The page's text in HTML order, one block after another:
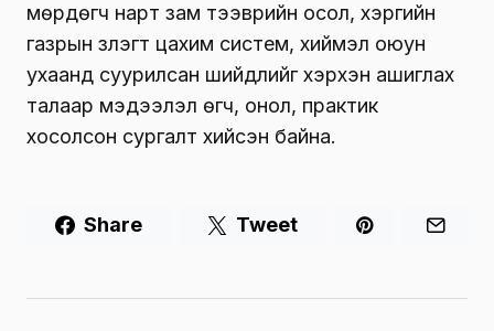
мөрдөгч нарт зам тээврийн осол, хэргийн
газрын үзлэгт цахим систем, хиймэл оюун
ухаанд суурилсан шийдлийг хэрхэн ашиглах
талаар мэдээлэл өгч, онол, практик
хосолсон сургалт хийсэн байна.
Share Tweet